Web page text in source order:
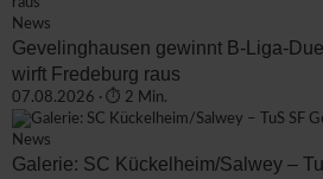
News
Gevelinghausen gewinnt B-Liga-
wirft Fredeburg raus
07.08.2026 · ⏱ 2 Min.
News
Galerie: SC Kückelheim/Salwey –